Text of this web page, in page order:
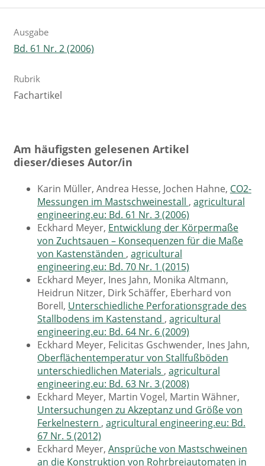
Ausgabe
Bd. 61 Nr. 2 (2006)
Rubrik
Fachartikel
Am häufigsten gelesenen Artikel
dieser/dieses Autor/in
Karin Müller, Andrea Hesse, Jochen Hahne, CO2-
Messungen im Mastschweinestall , agricultural
engineering.eu: Bd. 61 Nr. 3 (2006)
Eckhard Meyer, Entwicklung der Körpermaße
von Zuchtsauen – Konsequenzen für die Maße
von Kastenständen , agricultural
engineering.eu: Bd. 70 Nr. 1 (2015)
Eckhard Meyer, Ines Jahn, Monika Altmann,
Heidrun Nitzer, Dirk Schäffer, Eberhard von
Borell, Unterschiedliche Perforationsgrade des
Stallbodens im Kastenstand , agricultural
engineering.eu: Bd. 64 Nr. 6 (2009)
Eckhard Meyer, Felicitas Gschwender, Ines Jahn,
Oberflächentemperatur von Stallfußböden
unterschiedlichen Materials , agricultural
engineering.eu: Bd. 63 Nr. 3 (2008)
Eckhard Meyer, Martin Vogel, Martin Wähner,
Untersuchungen zu Akzeptanz und Größe von
Ferkelnestern , agricultural engineering.eu: Bd.
67 Nr. 5 (2012)
Eckhard Meyer, Ansprüche von Mastschweinen
an die Konstruktion von Rohrbreiautomaten in